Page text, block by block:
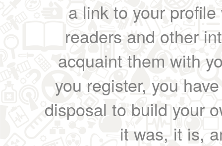
a link to your
readers and other
acquaint them with
you register, you
disposal to build your
it was, it is,